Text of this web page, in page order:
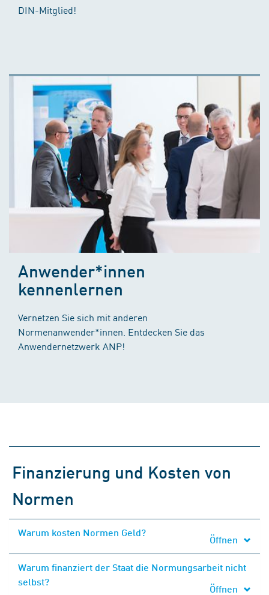
DIN-Mitglied!
Anwender*innen
kennenlernen
Vernetzen Sie sich mit anderen
Normenanwender*innen. Entdecken Sie das
Anwendernetzwerk ANP!
Finanzierung und Kosten von
Normen
Warum kosten Normen Geld?
Öffnen
Warum finanziert der Staat die Normungsarbeit nicht
selbst?
Öffnen